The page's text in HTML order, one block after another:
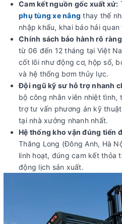
Cam kết nguồn gốc xuất xứ:
phụ tùng xe nâng thay thế
nhập khẩu, khai báo hải quan
Chính sách bảo hành rõ
từ 06 đến 12 tháng tại Việt
cốt lõi như động cơ, hộp số,
và hệ thống bơm thủy lực.
Đội ngũ kỹ sư hỗ trợ nhanh
bộ công nhân viên nhiệt
trợ tư vấn phương án kỹ
tại nhà xưởng nhanh nhất.
Hệ thống kho vận đúng tiến
Thăng Long (Đông Anh, Hà
linh hoạt, đúng cam kết thỏa
động lịch sản xuất.